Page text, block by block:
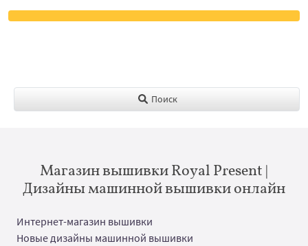
Поиск
Магазин вышивки Royal Present |
Дизайны машинной вышивки онлайн
Интернет-магазин вышивки
Новые дизайны машинной вышивки